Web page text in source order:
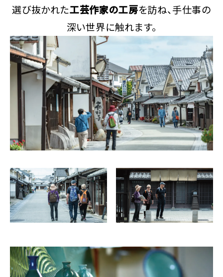
選び抜かれた工芸作家の工房を訪ね、手仕事の
深い世界に触れます。